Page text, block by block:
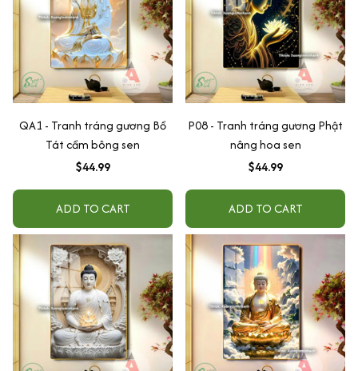
QA1 - Tranh tráng gương Bồ
Tát cầm bông sen
$44.99
ADD TO CART
P08 - Tranh tráng gương Phật
nâng hoa sen
$44.99
ADD TO CART